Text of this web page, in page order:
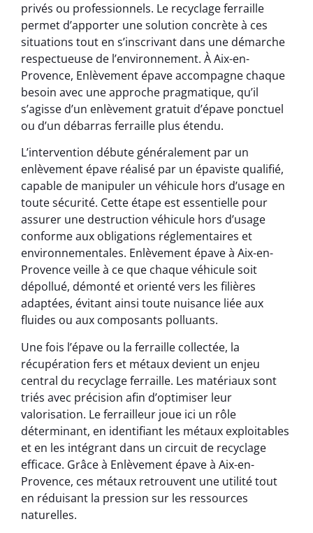
privés ou professionnels. Le recyclage ferraille
permet d’apporter une solution concrète à ces
situations tout en s’inscrivant dans une démarche
respectueuse de l’environnement. À Aix-en-
Provence, Enlèvement épave accompagne chaque
besoin avec une approche pragmatique, qu’il
s’agisse d’un enlèvement gratuit d’épave ponctuel
ou d’un débarras ferraille plus étendu.
L’intervention débute généralement par un
enlèvement épave réalisé par un épaviste qualifié,
capable de manipuler un véhicule hors d’usage en
toute sécurité. Cette étape est essentielle pour
assurer une destruction véhicule hors d’usage
conforme aux obligations réglementaires et
environnementales. Enlèvement épave à Aix-en-
Provence veille à ce que chaque véhicule soit
dépollué, démonté et orienté vers les filières
adaptées, évitant ainsi toute nuisance liée aux
fluides ou aux composants polluants.
Une fois l’épave ou la ferraille collectée, la
récupération fers et métaux devient un enjeu
central du recyclage ferraille. Les matériaux sont
triés avec précision afin d’optimiser leur
valorisation. Le ferrailleur joue ici un rôle
déterminant, en identifiant les métaux exploitables
et en les intégrant dans un circuit de recyclage
efficace. Grâce à Enlèvement épave à Aix-en-
Provence, ces métaux retrouvent une utilité tout
en réduisant la pression sur les ressources
naturelles.